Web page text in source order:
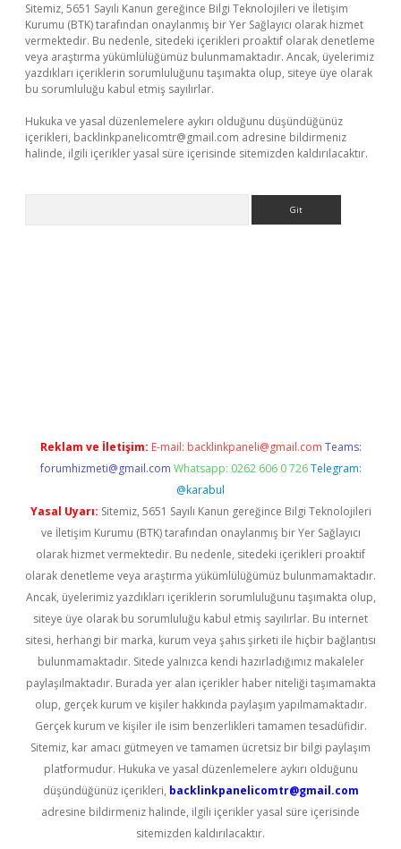
Sitemiz, 5651 Sayılı Kanun gereğince Bilgi Teknolojileri ve İletişim
Kurumu (BTK) tarafından onaylanmış bir Yer Sağlayıcı olarak hizmet
vermektedir. Bu nedenle, sitedeki içerikleri proaktif olarak denetleme
veya araştırma yükümlülüğümüz bulunmamaktadır. Ancak, üyelerimiz
yazdıkları içeriklerin sorumluluğunu taşımakta olup, siteye üye olarak
bu sorumluluğu kabul etmiş sayılırlar.
Hukuka ve yasal düzenlemelere aykırı olduğunu düşündüğünüz
içerikleri, backlinkpanelicomtr@gmail.com adresine bildirmeniz
halinde, ilgili içerikler yasal süre içerisinde sitemizden kaldırılacaktır.
Reklam ve İletişim: E-mail: backlinkpaneli@gmail.com Teams:
forumhizmeti@gmail.com Whatsapp: 0262 606 0 726 Telegram:
@karabul
Yasal Uyarı: Sitemiz, 5651 Sayılı Kanun gereğince Bilgi Teknolojileri
ve İletişim Kurumu (BTK) tarafından onaylanmış bir Yer Sağlayıcı
olarak hizmet vermektedir. Bu nedenle, sitedeki içerikleri proaktif
olarak denetleme veya araştırma yükümlülüğümüz bulunmamaktadır.
Ancak, üyelerimiz yazdıkları içeriklerin sorumluluğunu taşımakta olup,
siteye üye olarak bu sorumluluğu kabul etmiş sayılırlar. Bu internet
sitesi, herhangi bir marka, kurum veya şahıs şirketi ile hiçbir bağlantısı
bulunmamaktadır. Sitede yalnızca kendi hazırladığımız makaleler
paylaşılmaktadır. Burada yer alan içerikler haber niteliği taşımamakta
olup, gerçek kurum ve kişiler hakkında paylaşım yapılmamaktadır.
Gerçek kurum ve kişiler ile isim benzerlikleri tamamen tesadüfidir.
Sitemiz, kar amacı gütmeyen ve tamamen ücretsiz bir bilgi paylaşım
platformudur. Hukuka ve yasal düzenlemelere aykırı olduğunu
düşündüğünüz içerikleri, backlinkpanelicomtr@gmail.com
adresine bildirmeniz halinde, ilgili içerikler yasal süre içerisinde
sitemizden kaldırılacaktır.